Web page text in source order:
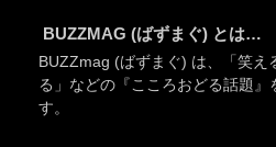
BUZZMAG (ばずまぐ) とは…
BUZZmag (ばずまぐ) は、「笑え
る」などの『こころおどる話題
す。